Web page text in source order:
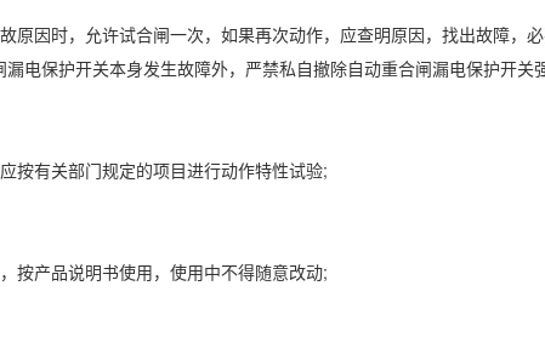
因时，允许试合闸一次，如果再次动作，应查明原因，找出故障，
电保护开关本身发生故障外，严禁私自撤除自动重合闸漏电保护开关
有关部门规定的项目进行动作特性试验;
产品说明书使用，使用中不得随意改动;